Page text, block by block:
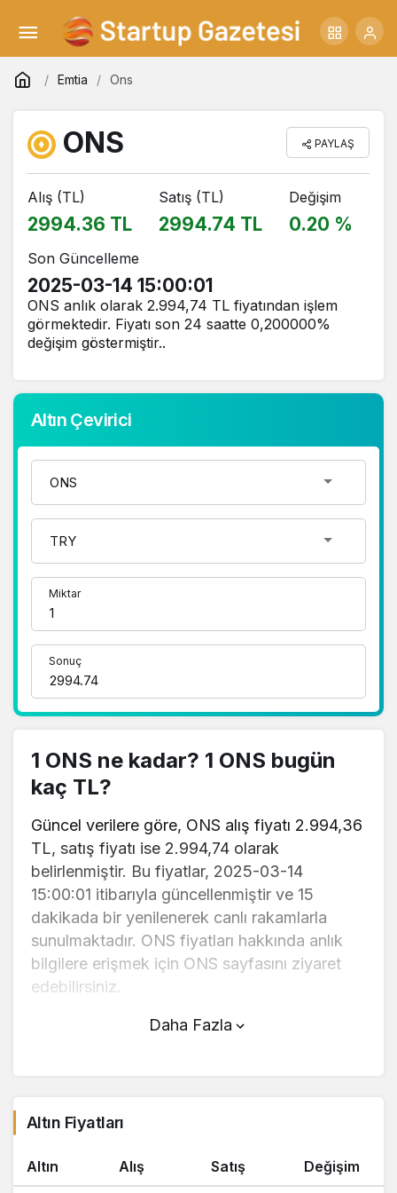
Emtia Ons
ONS PAYLAŞ
Alış (TL)
2994.36 TL
Satış (TL)
2994.74 TL
Değişim
0.20 %
Son Güncelleme
2025-03-14 15:00:01
ONS anlık olarak 2.994,74 TL fiyatından işlem
görmektedir. Fiyatı son 24 saatte 0,200000%
değişim göstermiştir..
Altın Çevirici
Miktar
Sonuç
1 ONS ne kadar? 1 ONS bugün
kaç TL?
Güncel verilere göre, ONS alış fiyatı 2.994,36
TL, satış fiyatı ise 2.994,74 olarak
belirlenmiştir. Bu fiyatlar, 2025-03-14
15:00:01 itibarıyla güncellenmiştir ve 15
dakikada bir yenilenerek canlı rakamlarla
sunulmaktadır. ONS fiyatları hakkında anlık
bilgilere erişmek için ONS sayfasını ziyaret
edebilirsiniz.
ONS (TL) fiyatı bugün düştü.
işlem hacmi 0. Fiyatı son 24 saatte 0,200000
değişim göstermiştir..
ONS hesaplama işlemleri için, sayfanın
Daha Fazla
Altın Fiyatları
Altın Alış Satış Değişim